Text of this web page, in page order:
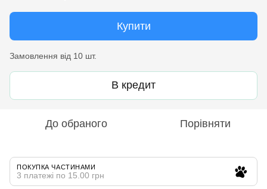
Купити
Замовлення від 10 шт.
В кредит
До обраного Порівняти
ПОКУПКА ЧАСТИНАМИ
3 платежі по 15.00 грн